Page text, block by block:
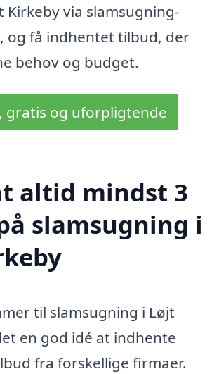
Kirkeby via slamsugning-
og få indhentet tilbud, der
behov og budget.
gratis og uforpligtende
altid mindst 3
slamsugning i
til slamsugning i Løjt
en god idé at indhente
fra forskellige firmaer.